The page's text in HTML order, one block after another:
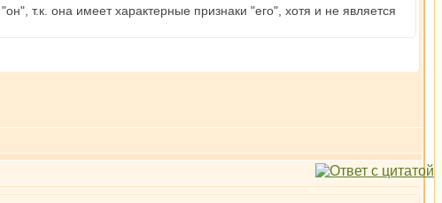
т.к. она имеет характерные признаки "его", хотя и не является